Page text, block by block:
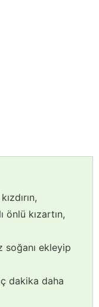
kızartın,
soğanı ekleyip
dakika daha